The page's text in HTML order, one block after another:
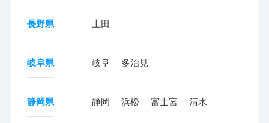
長野県 上田
岐阜県 岐阜 多治見
静岡県 静岡 浜松 富士宮 清水